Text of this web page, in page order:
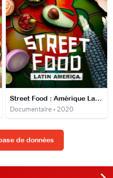
Street Food : Amérique Latine
Documentaire • 2020
de données